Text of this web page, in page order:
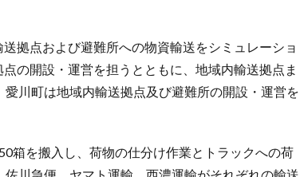
拠点および避難所への物資輸送をシミュレーショ
の開設・運営を担うとともに、地域内輸送拠点ま
川町は地域内輸送拠点及び避難所の開設・運営を
箱を搬入し、荷物の仕分け作業とトラックへの荷